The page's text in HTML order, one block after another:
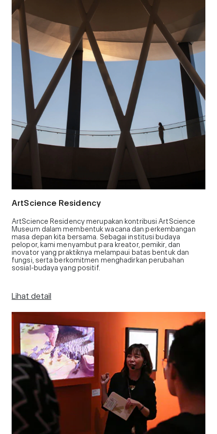
ArtScience Residency
ArtScience Residency merupakan kontribusi ArtScience
Museum dalam membentuk wacana dan perkembangan
masa depan kita bersama. Sebagai institusi budaya
pelopor, kami menyambut para kreator, pemikir, dan
inovator yang praktiknya melampaui batas bentuk dan
fungsi, serta berkomitmen menghadirkan perubahan
sosial-budaya yang positif.
Lihat detail